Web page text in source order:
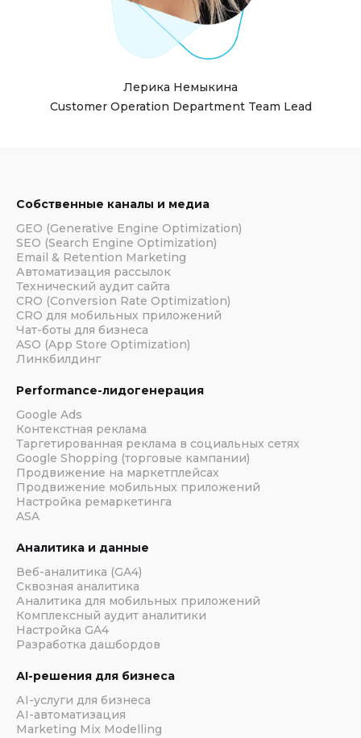
Лерика Немыкина
Customer Operation Department Team Lead
Собственные каналы и медиа
GEO (Generative Engine Optimization)
SEO (Search Engine Optimization)
Email & Retention Marketing
Автоматизация рассылок
Технический аудит сайта
CRO (Conversion Rate Optimization)
CRO для мобильных приложений
Чат-боты для бизнеса
ASO (App Store Optimization)
Линкбилдинг
Performance-лидогенерация
Google Ads
Контекстная реклама
Таргетированная реклама в социальных сетях
Google Shopping (торговые кампании)
Продвижение на маркетплейсах
Продвижение мобильных приложений
Настройка ремаркетинга
ASA
Аналитика и данные
Веб-аналитика (GA4)
Сквозная аналитика
Аналитика для мобильных приложений
Комплексный аудит аналитики
Настройка GA4
Разработка дашбордов
АI-решения для бизнеса
АI-услуги для бизнеса
АI-автоматизация
Marketing Mix Modelling